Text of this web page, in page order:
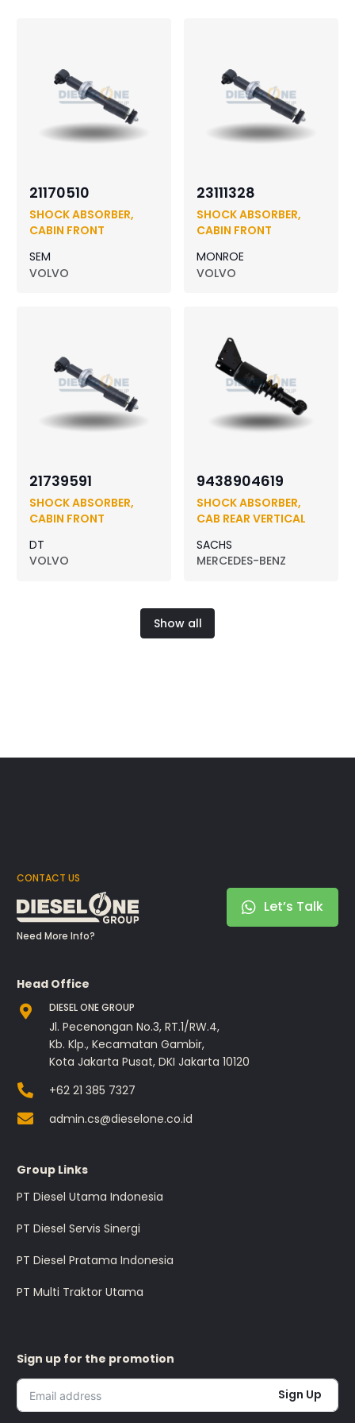
21170510
SHOCK ABSORBER,
CABIN FRONT
SEM
VOLVO
23111328
SHOCK ABSORBER,
CABIN FRONT
MONROE
VOLVO
21739591
SHOCK ABSORBER,
CABIN FRONT
DT
VOLVO
9438904619
SHOCK ABSORBER,
CAB REAR VERTICAL
SACHS
MERCEDES-BENZ
Show all
CONTACT US
Need More Info?
Let’s Talk
Head Office
DIESEL ONE GROUP
Jl. Pecenongan No.3, RT.1/RW.4,
Kb. Klp., Kecamatan Gambir,
Kota Jakarta Pusat, DKI Jakarta 10120
+62 21 385 7327
admin.cs@dieselone.co.id
Group Links
PT Diesel Utama Indonesia
PT Diesel Servis Sinergi
PT Diesel Pratama Indonesia
PT Multi Traktor Utama
Sign up for the promotion
Sign Up